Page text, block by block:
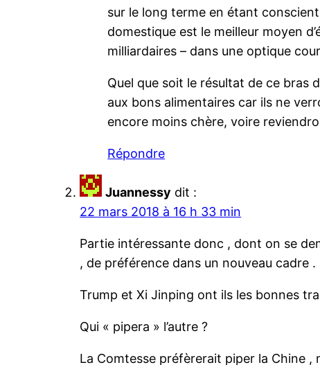
sur le long terme en étant
domestique est le meilleur moyen
milliardaires – dans une optique
Quel que soit le résultat de ce bras
aux bons alimentaires car ils ne
encore moins chère, voire
Répondre
Juannessy dit :
22 mars 2018 à 16 h 33 min
Partie intéressante donc , dont on se
, de préférence dans un nouveau cadre .
Trump et Xi Jinping ont ils les bonnes
Qui « pipera » l’autre ?
La Comtesse préfèrerait piper la Chine